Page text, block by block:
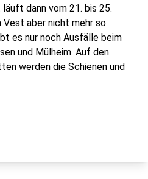
dann vom 21. bis 25.
Vest aber nicht mehr so
es nur noch Ausfälle beim
und Mülheim. Auf den
werden die Schienen und